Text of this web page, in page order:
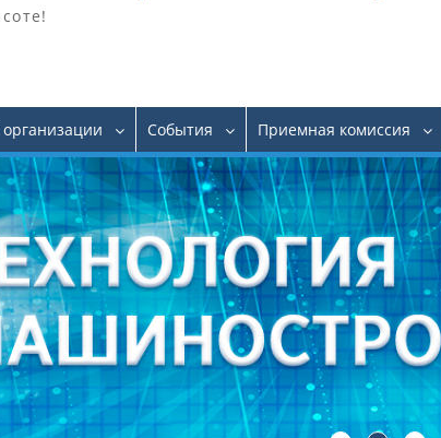
События Приемная комиссия